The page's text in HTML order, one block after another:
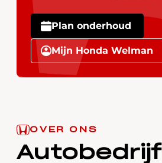
OVER ONS
Autobedrijf
Plan onderhoud
Mijn Honda Welman